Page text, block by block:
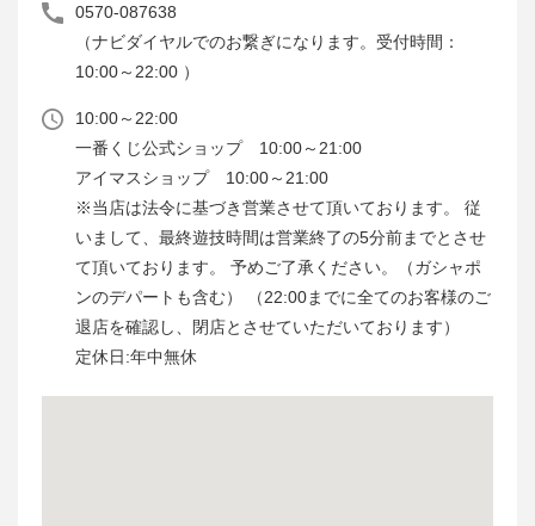
0570-087638
（ナビダイヤルでのお繋ぎになります。受付時間：
10:00～22:00 ）
10:00～22:00
一番くじ公式ショップ 10:00～21:00
アイマスショップ 10:00～21:00
※当店は法令に基づき営業させて頂いております。 従
いまして、最終遊技時間は営業終了の5分前までとさせ
て頂いております。 予めご了承ください。（ガシャポ
ンのデパートも含む） （22:00までに全てのお客様のご
退店を確認し、閉店とさせていただいております）
定休日:年中無休